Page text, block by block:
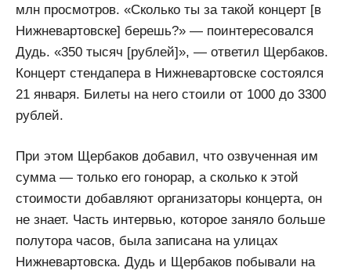
млн просмотров. «Сколько ты за такой концерт [в
Нижневартовске] берешь?» — поинтересовался
Дудь. «350 тысяч [рублей]», — ответил Щербаков.
Концерт стендапера в Нижневартовске состоялся
21 января. Билеты на него стоили от 1000 до 3300
рублей.
При этом Щербаков добавил, что озвученная им
сумма — только его гонорар, а сколько к этой
стоимости добавляют организаторы концерта, он
не знает. Часть интервью, которое заняло больше
полутора часов, была записана на улицах
Нижневартовска. Дудь и Щербаков побывали на